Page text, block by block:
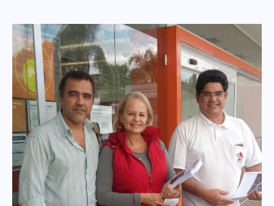
Santander
Bradesco
Banco do Brasil
BMB
Itau
Financeiras e Cooperativas
Convênios
Folha d@s Bancári@s
Galerias de Fotos
Videos
Sindicalize!
Contato
Webmail